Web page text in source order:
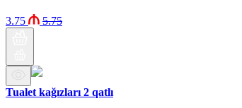
3.75 5.75
Tualet kağızları 2 qatlı